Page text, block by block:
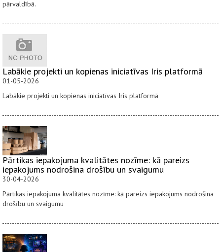
pārvaldībā.
Labākie projekti un kopienas iniciatīvas Iris platformā
01-05-2026
Labākie projekti un kopienas iniciatīvas Iris platformā
Pārtikas iepakojuma kvalitātes nozīme: kā pareizs
iepakojums nodrošina drošību un svaigumu
30-04-2026
Pārtikas iepakojuma kvalitātes nozīme: kā pareizs iepakojums nodrošina
drošību un svaigumu